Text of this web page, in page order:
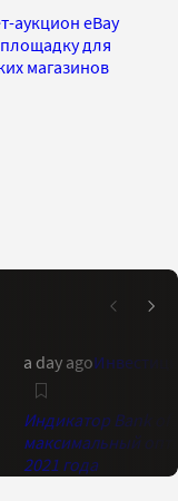
аукцион eBay
для
магазинов
a day ago
Индикатор Bank of
максимальный
2021 года